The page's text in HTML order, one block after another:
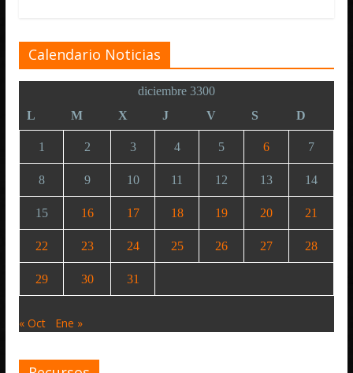
Calendario Noticias
diciembre 3300
L
M X J V S D
1 2 3 4 5 6 7
8 9 10 11 12 13 14
15 16 17 18 19 20 21
22 23 24 25 26 27 28
29 30 31
« Oct Ene »